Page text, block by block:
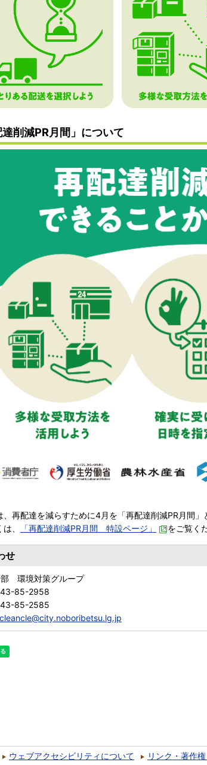
削減PR月間」について
再配達を減らすために4月を「再配達削減PR月間」
、
「再配達削減PR月間 特設ページ」 をご覧く
せ
部 環境対策グループ
85-2958
85-2585
cleancle@city.noboribetsu.lg.jp
ウェブアクセシビリティについて リンク・著作